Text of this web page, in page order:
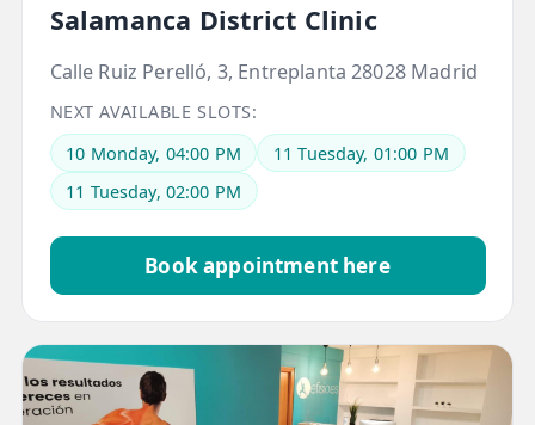
UBICACIONES
🔍 Buscador Clínicas
📍 Barrio del Pilar
📍 Chamberí - Centro
📍 Barrio Salamanca
📍 Carabanchel - Usera
📍 Bravo Murillo
Salamanca District Clinic
Calle Ruiz Perelló, 3, Entreplanta 28028 Madrid
NEXT AVAILABLE SLOTS:
10 Monday, 04:00 PM
11 Tuesday, 01:00 PM
11 Tuesday, 02:00 PM
Book appointment here